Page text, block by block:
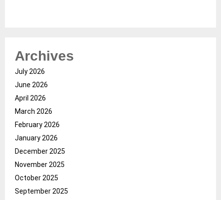
Archives
July 2026
June 2026
April 2026
March 2026
February 2026
January 2026
December 2025
November 2025
October 2025
September 2025